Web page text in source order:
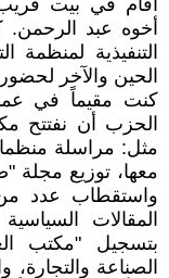
أقام في بيت
أخوه عبد
التنفيذية
الحين والآخر
كنت مقيماً في
الحزب أن نفتتح
مثل: مراسلة
معها، توزيع
واستقطاب عدد من
المقالات
بتسجيل "مكتب
الصناعة